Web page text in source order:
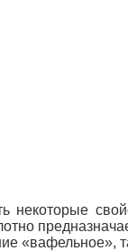
некоторые
«вафельное»,